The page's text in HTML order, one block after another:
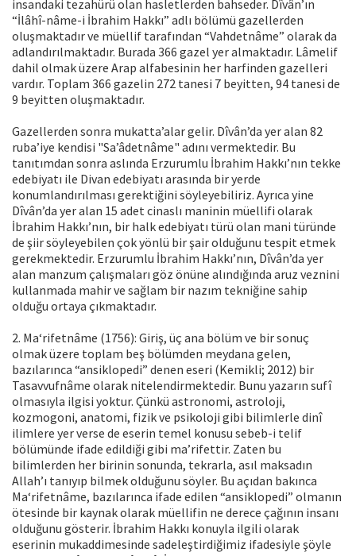
insandaki tezahürü olan hasletlerden bahseder. Dîvân’ın
“İlâhî-nâme-i İbrahim Hakkı” adlı bölümü gazellerden
oluşmaktadır ve müellif tarafından “Vahdetnâme” olarak da
adlandırılmaktadır. Burada 366 gazel yer almaktadır. Lâmelif
dahil olmak üzere Arap alfabesinin her harfinden gazelleri
vardır. Toplam 366 gazelin 272 tanesi 7 beyitten, 94 tanesi de
9 beyitten oluşmaktadır.
Gazellerden sonra mukatta’alar gelir. Dîvân’da yer alan 82
ruba’iye kendisi "Sa’âdetnâme" adını vermektedir. Bu
tanıtımdan sonra aslında Erzurumlu İbrahim Hakkı’nın tekke
edebiyatı ile Divan edebiyatı arasında bir yerde
konumlandırılması gerektiğini söyleyebiliriz. Ayrıca yine
Dîvân’da yer alan 15 adet cinaslı maninin müellifi olarak
İbrahim Hakkı’nın, bir halk edebiyatı türü olan mani türünde
de şiir söyleyebilen çok yönlü bir şair olduğunu tespit etmek
gerekmektedir. Erzurumlu İbrahim Hakkı’nın, Dîvân’da yer
alan manzum çalışmaları göz önüne alındığında aruz veznini
kullanmada mahir ve sağlam bir nazım tekniğine sahip
olduğu ortaya çıkmaktadır.
2. Ma‘rifetnâme (1756): Giriş, üç ana bölüm ve bir sonuç
olmak üzere toplam beş bölümden meydana gelen,
bazılarınca “ansiklopedi” denen eseri (Kemikli; 2012) bir
Tasavvufnâme olarak nitelendirmektedir. Bunu yazarın sufî
olmasıyla ilgisi yoktur. Çünkü astronomi, astroloji,
kozmogoni, anatomi, fizik ve psikoloji gibi bilimlerle dinî
ilimlere yer verse de eserin temel konusu sebeb-i telif
bölümünde ifade edildiği gibi ma’rifettir. Zaten bu
bilimlerden her birinin sonunda, tekrarla, asıl maksadın
Allah’ı tanıyıp bilmek olduğunu söyler. Bu açıdan bakınca
Ma‘rifetnâme, bazılarınca ifade edilen “ansiklopedi” olmanın
ötesinde bir kaynak olarak müellifin ne derece çağının insanı
olduğunu gösterir. İbrahim Hakkı konuyla ilgili olarak
eserinin mukaddimesinde sadeleştirdiğimiz ifadesiyle şöyle